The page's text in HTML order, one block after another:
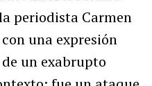
periodista Carmen
una expresión
un exabrupto